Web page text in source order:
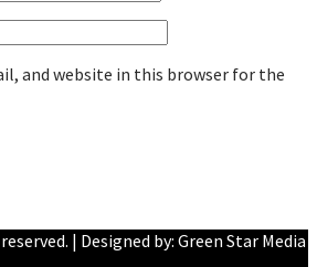
and website in this browser for the
| Designed by: Green Star Media